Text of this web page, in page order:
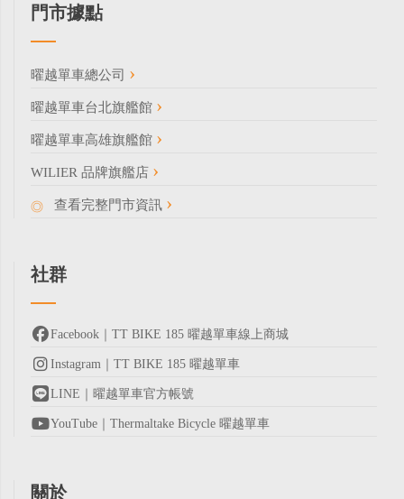
門市據點
曜越單車總公司
曜越單車台北旗艦館
曜越單車高雄旗艦館
WILIER 品牌旗艦店
查看完整門市資訊
社群
Facebook｜TT BIKE 185 曜越單車線上商城
Instagram｜TT BIKE 185 曜越單車
LINE｜曜越單車官方帳號
YouTube｜Thermaltake Bicycle 曜越單車
關於